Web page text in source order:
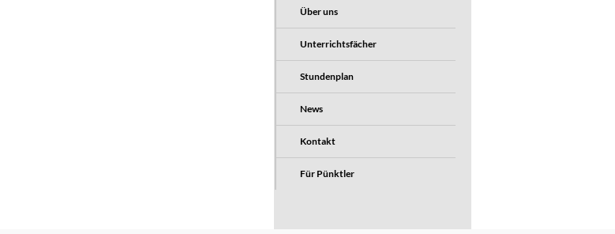
Über uns
Unterrichtsfächer
Stundenplan
News
Kontakt
Für Pünktler